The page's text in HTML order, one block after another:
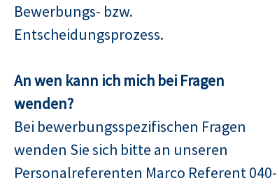
Bewerbungs- bzw.
Entscheidungsprozess.
An wen kann ich mich bei Fragen
wenden?
Bei bewerbungsspezifischen Fragen
wenden Sie sich bitte an unseren
Personalreferenten Marco Referent 040-